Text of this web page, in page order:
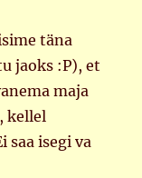
täna
jaoks :P), et
maja
kellel
saa isegi va